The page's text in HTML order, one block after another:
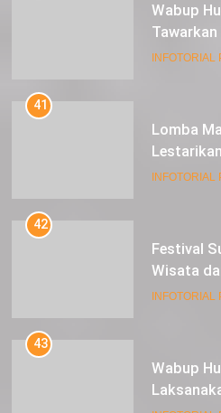
Wabup
Pasar
INFOTORIAL
41
Lomba
INFOTORIAL
42
Festival
Wisata
INFOTORIAL
43
Wabup